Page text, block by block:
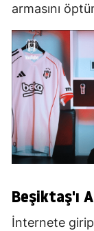
armasını
Beşiktaş'ı
İnternete